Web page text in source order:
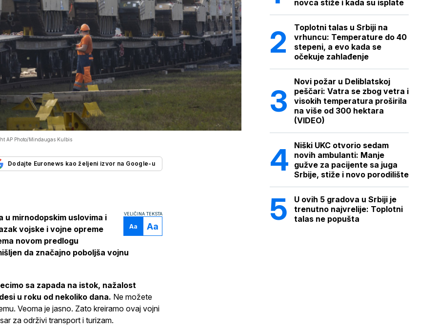
AP Photo/Mindaugas Kulbis
Dodajte Euronews kao željeni izvor na Google-u
VELIČINA TEKSTA
Aa Aa
u mirnodopskim uslovima i
vojske i vojne opreme
novom predlogu
da značajno poboljša vojnu
sa zapada na istok, nažalost
u roku od nekoliko dana. Ne možete
Veoma je jasno. Zato kreiramo ovaj vojni
za održivi transport i turizam.
novca stiže i kada su isplate
Toplotni talas u Srbiji na
vrhuncu: Temperature do 40
stepeni, a evo kada se
očekuje zahlađenje
Novi požar u Deliblatskoj
peščari: Vatra se zbog vetra i
visokih temperatura proširila
na više od 300 hektara
(VIDEO)
Niški UKC otvorio sedam
novih ambulanti: Manje
gužve za pacijente sa juga
Srbije, stiže i novo porodilište
U ovih 5 gradova u Srbiji je
trenutno najvrelije: Toplotni
talas ne popušta